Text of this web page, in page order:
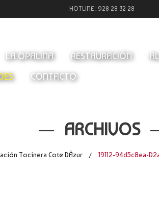
HOTLINE : 928 28 32 28
LA OPALINA RESTAURACIÓN
CONTACTO
ARCHIVOS
Tocinera Cote DÀzur / 19112-94d5c8ea-